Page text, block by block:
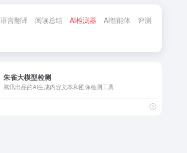
语言翻译 阅读总结 AI检测器 AI智能体 评测排行
朱雀大模型检测
腾讯出品的AI生成内容文本和图像检测工具